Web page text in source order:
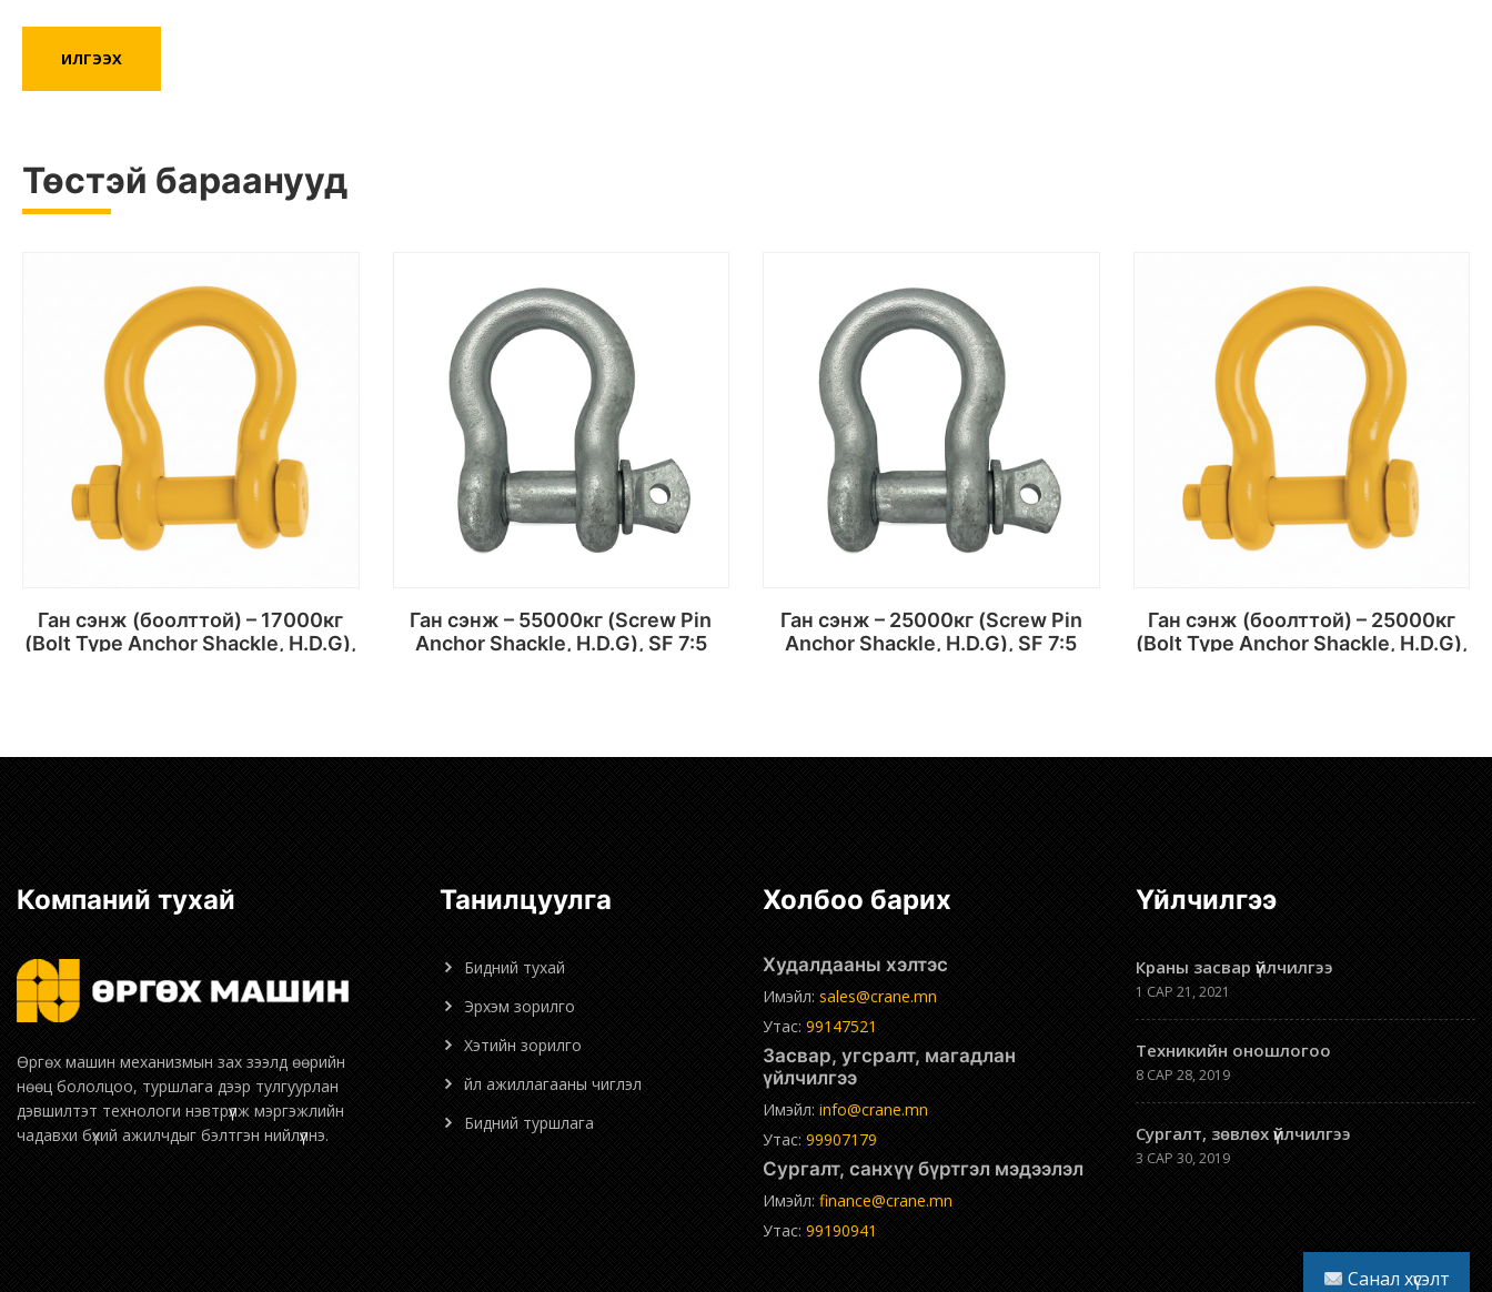
Төстэй бараанууд
Ган сэнж (боолттой) – 17000кг
(Bolt Type Anchor Shackle, H.D.G),
Ган сэнж – 55000кг (Screw Pin
Anchor Shackle, H.D.G), SF 7:5
Ган сэнж – 25000кг (Screw Pin
Anchor Shackle, H.D.G), SF 7:5
Ган сэнж (боолттой) – 25000кг
(Bolt Type Anchor Shackle, H.D.G),
Компаний тухай
Өргөх машин механизмын зах зээлд өөрийн
нөөц бололцоо, туршлага дээр тулгуурлан
дэвшилтэт технологи нэвтрүүлж мэргэжлийн
чадавхи бүхий ажилчдыг бэлтгэн нийлүүлнэ.
Танилцуулга
Бидний тухай
Эрхэм зорилго
Хэтийн зорилго
Үйл ажиллагааны чиглэл
Бидний туршлага
Холбоо барих
Худалдааны хэлтэс
Имэйл: sales@crane.mn
Утас: 99147521
Засвар, угсралт, магадлан
үйлчилгээ
Имэйл: info@crane.mn
Утас: 99907179
Сургалт, санхүү бүртгэл мэдээлэл
Имэйл: finance@crane.mn
Утас: 99190941
Үйлчилгээ
Краны засвар үйлчилгээ
1 САР 21, 2021
Техникийн оношлогоо
8 САР 28, 2019
Сургалт, зөвлөх үйлчилгээ
3 САР 30, 2019
Санал хүсэлт